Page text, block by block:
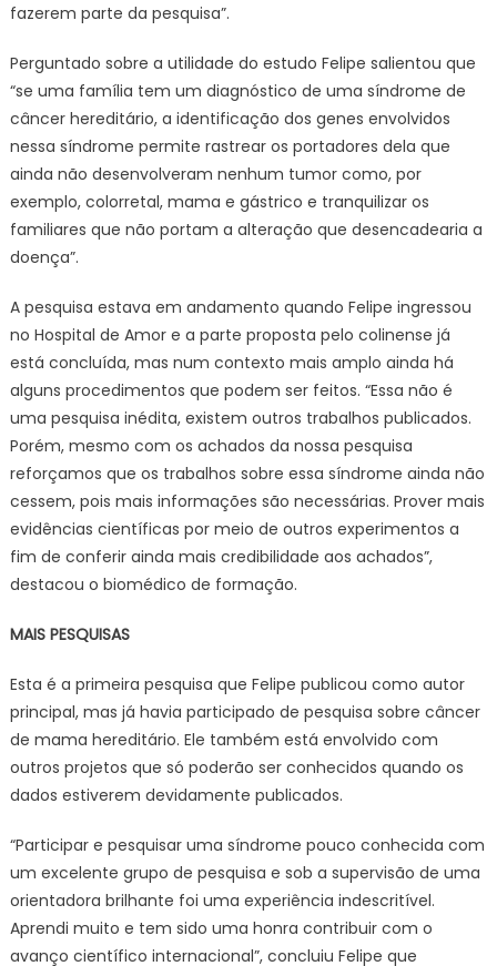
fazerem parte da pesquisa”.
Perguntado sobre a utilidade do estudo Felipe salientou que
“se uma família tem um diagnóstico de uma síndrome de
câncer hereditário, a identificação dos genes envolvidos
nessa síndrome permite rastrear os portadores dela que
ainda não desenvolveram nenhum tumor como, por
exemplo, colorretal, mama e gástrico e tranquilizar os
familiares que não portam a alteração que desencadearia a
doença”.
A pesquisa estava em andamento quando Felipe ingressou
no Hospital de Amor e a parte proposta pelo colinense já
está concluída, mas num contexto mais amplo ainda há
alguns procedimentos que podem ser feitos. “Essa não é
uma pesquisa inédita, existem outros trabalhos publicados.
Porém, mesmo com os achados da nossa pesquisa
reforçamos que os trabalhos sobre essa síndrome ainda não
cessem, pois mais informações são necessárias. Prover mais
evidências científicas por meio de outros experimentos a
fim de conferir ainda mais credibilidade aos achados”,
destacou o biomédico de formação.
MAIS PESQUISAS
Esta é a primeira pesquisa que Felipe publicou como autor
principal, mas já havia participado de pesquisa sobre câncer
de mama hereditário. Ele também está envolvido com
outros projetos que só poderão ser conhecidos quando os
dados estiverem devidamente publicados.
“Participar e pesquisar uma síndrome pouco conhecida com
um excelente grupo de pesquisa e sob a supervisão de uma
orientadora brilhante foi uma experiência indescritível.
Aprendi muito e tem sido uma honra contribuir com o
avanço científico internacional”, concluiu Felipe que